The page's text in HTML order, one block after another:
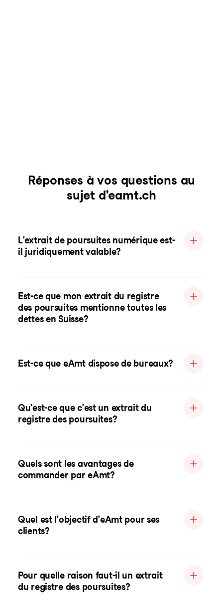
Réponses à vos questions au
sujet d'eamt.ch
L'extrait de poursuites numérique est-
il juridiquement valable?
Est-ce que mon extrait du registre
des poursuites mentionne toutes les
dettes en Suisse?
Est-ce que eAmt dispose de bureaux?
Qu'est-ce que c'est un extrait du
registre des poursuites?
Quels sont les avantages de
commander par eAmt?
Quel est l'objectif d'eAmt pour ses
clients?
Pour quelle raison faut-il un extrait
du registre des poursuites?